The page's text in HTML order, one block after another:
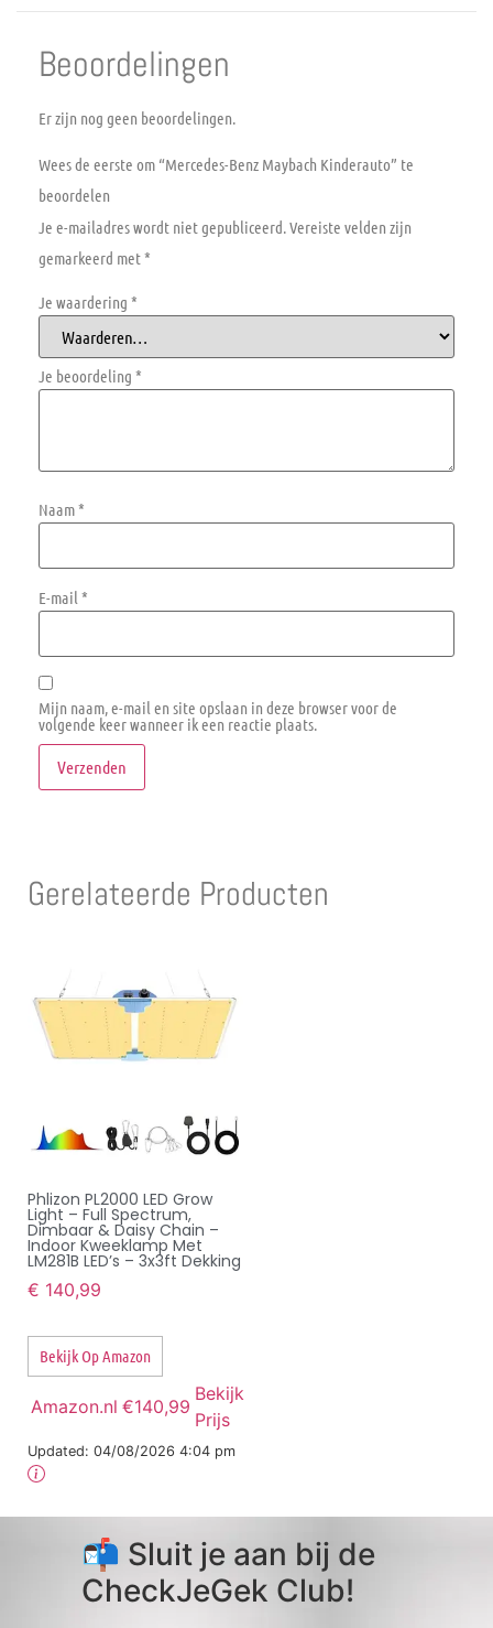
Beoordelingen
Er zijn nog geen beoordelingen.
Wees de eerste om “Mercedes-Benz Maybach Kinderauto” te
beoordelen
Je e-mailadres wordt niet gepubliceerd.Vereiste velden zijn
gemarkeerd met*
Je waardering *
Je beoordeling *
Naam*
E-mail *
Mijn naam, e-mail en site opslaan in deze browser voor de
volgende keer wanneer ik een reactie plaats.
Gerelateerde Producten
Phlizon PL2000 LED Grow
Light – Full Spectrum,
Dimbaar & Daisy Chain –
Indoor Kweeklamp Met
LM281B LED’s – 3x3ft Dekking
€ 140,99
Bekijk Op Amazon
Amazon.nl €140,99
Bekijk
Prijs
Updated: 04/08/2026 4:04 pm
📬 Sluit je aan bij de
CheckJeGek Club!